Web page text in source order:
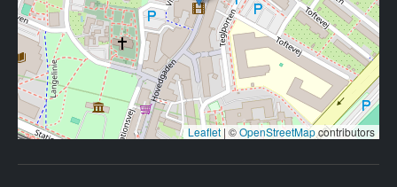
Leaflet | ©OpenStreetMapcontributors